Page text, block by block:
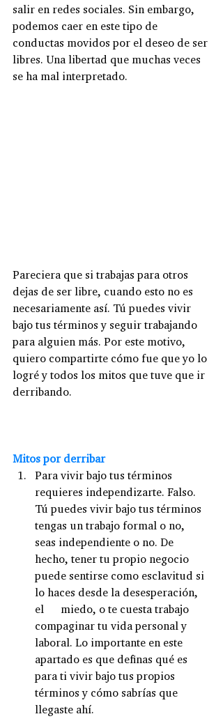
salir en redes sociales. Sin embargo,
podemos caer en este tipo de
conductas movidos por el deseo de ser
libres. Una libertad que muchas veces
se ha mal interpretado.
Pareciera que si trabajas para otros
dejas de ser libre, cuando esto no es
necesariamente así. Tú puedes vivir
bajo tus términos y seguir trabajando
para alguien más. Por este motivo,
quiero compartirte cómo fue que yo lo
logré y todos los mitos que tuve que ir
derribando.
Mitos por derribar
Para vivir bajo tus términos
requieres independizarte. Falso.
Tú puedes vivir bajo tus términos
tengas un trabajo formal o no,
seas independiente o no. De
hecho, tener tu propio negocio
puede sentirse como esclavitud si
lo haces desde la desesperación,
el      miedo, o te cuesta trabajo
compaginar tu vida personal y
laboral. Lo importante en este
apartado es que definas qué es
para ti vivir bajo tus propios
términos y cómo sabrías que
llegaste ahí.